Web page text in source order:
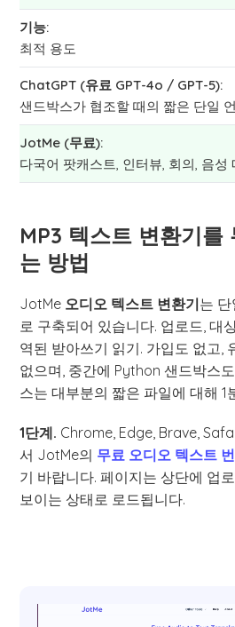
최적 용도
샌드박스가 협조할 때의 짧은 단일
다국어 팟캐스트, 인터뷰, 회의, 음성
MP3 텍스트 변환기를
는 방법
JotMe 오디오 텍스트 변환기는
로 구축되어 있습니다. 업로드, 대
역된 받아쓰기 읽기. 가입도 없고,
없으며, 중간에 Python 샌드박스
스는 대부분의 짧은 파일에 대해 1
1단계. Chrome, Edge, Brave,
서 JotMe의 무료 오디오 텍스트
기 바랍니다. 페이지는 상단에 업
보이는 상태로 로드됩니다.